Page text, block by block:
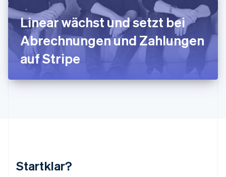
Linear wächst und setzt bei
Abrechnungen und Zahlungen
auf Stripe
Startklar?
Liechtenstein
DeutschEnglish
Litauen
English
Luxemburg
FrançaisDeutschEnglish
Malaysia
Malta
Nederlands English
Norwegen